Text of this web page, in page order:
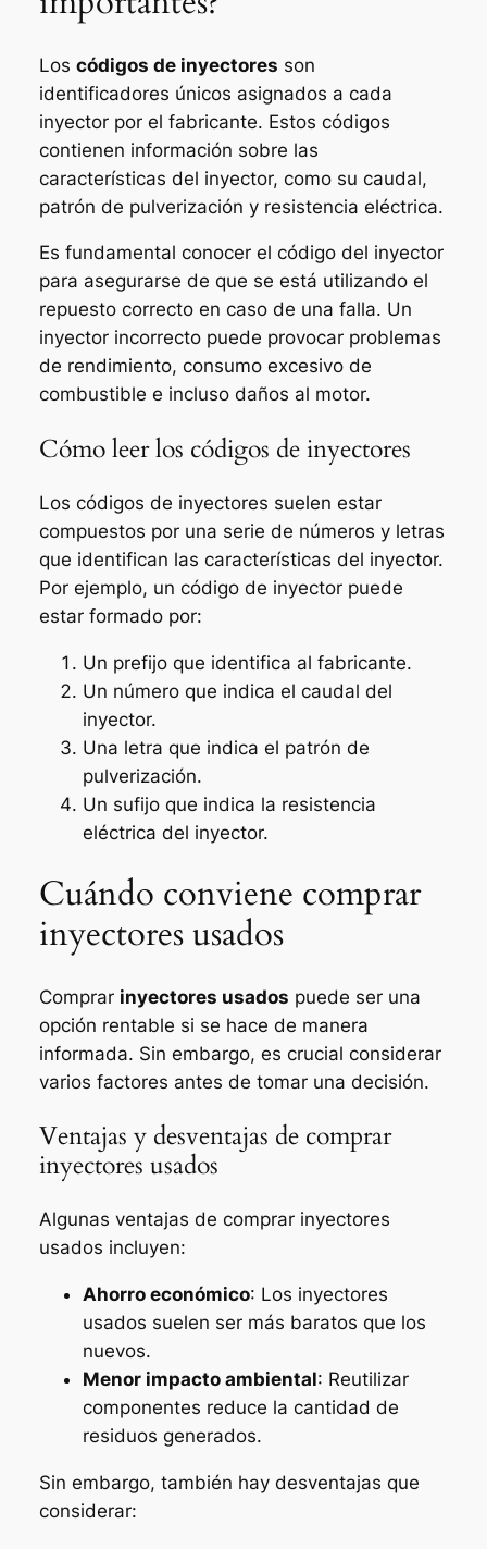
Los códigos de inyectores son
identificadores únicos asignados a cada
inyector por el fabricante. Estos códigos
contienen información sobre las
características del inyector, como su caudal,
patrón de pulverización y resistencia eléctrica.
Es fundamental conocer el código del inyector
para asegurarse de que se está utilizando el
repuesto correcto en caso de una falla. Un
inyector incorrecto puede provocar problemas
de rendimiento, consumo excesivo de
combustible e incluso daños al motor.
Cómo leer los códigos de inyectores
Los códigos de inyectores suelen estar
compuestos por una serie de números y letras
que identifican las características del inyector.
Por ejemplo, un código de inyector puede
estar formado por:
Un prefijo que identifica al fabricante.
Un número que indica el caudal del
inyector.
Una letra que indica el patrón de
pulverización.
Un sufijo que indica la resistencia
eléctrica del inyector.
Cuándo conviene comprar
inyectores usados
Comprar inyectores usados puede ser una
opción rentable si se hace de manera
informada. Sin embargo, es crucial considerar
varios factores antes de tomar una decisión.
Ventajas y desventajas de comprar
inyectores usados
Algunas ventajas de comprar inyectores
usados incluyen:
Ahorro económico: Los inyectores
usados suelen ser más baratos que los
nuevos.
Menor impacto ambiental: Reutilizar
componentes reduce la cantidad de
residuos generados.
Sin embargo, también hay desventajas que
considerar: